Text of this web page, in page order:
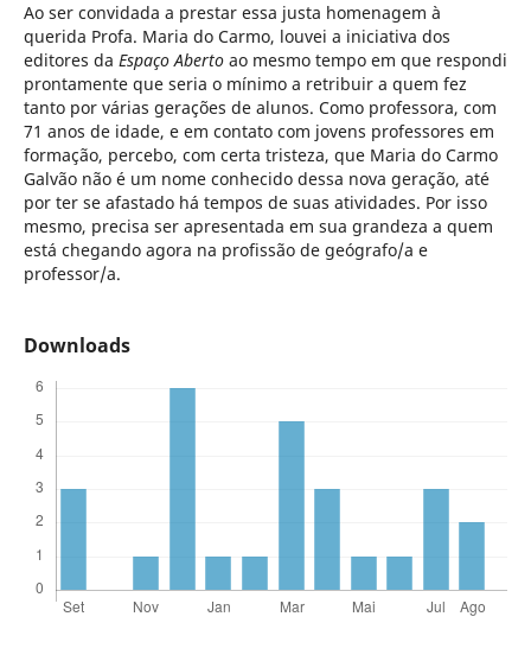
Ao ser convidada a prestar essa justa homenagem à
querida Profa. Maria do Carmo, louvei a iniciativa dos
editores da Espaço Abertoao mesmo tempo em que respondi
prontamente que seria o mínimo a retribuir a quem fez
tanto por várias gerações de alunos. Como professora, com
71 anos de idade, e em contato com jovens professores em
formação, percebo, com certa tristeza, que Maria do Carmo
Galvão não é um nome conhecido dessa nova geração, até
por ter se afastado há tempos de suas atividades. Por isso
mesmo, precisa ser apresentada em sua grandeza a quem
está chegando agora na profissão de geógrafo/a e
professor/a.
Downloads